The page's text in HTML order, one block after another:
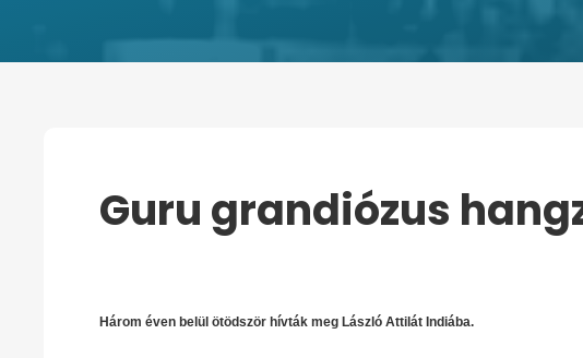
Guru grandiózus
Három éven belül ötödször hívták meg László Attilát Indiába.